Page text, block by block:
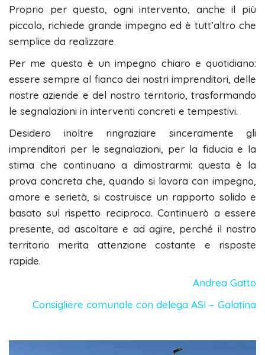
Proprio per questo, ogni intervento, anche il più
piccolo, richiede grande impegno ed è tutt’altro che
semplice da realizzare.
Per me questo è un impegno chiaro e quotidiano:
essere sempre al fianco dei nostri imprenditori, delle
nostre aziende e del nostro territorio, trasformando
le segnalazioni in interventi concreti e tempestivi.
Desidero inoltre ringraziare sinceramente gli
imprenditori per le segnalazioni, per la fiducia e la
stima che continuano a dimostrarmi: questa è la
prova concreta che, quando si lavora con impegno,
amore e serietà, si costruisce un rapporto solido e
basato sul rispetto reciproco. Continuerò a essere
presente, ad ascoltare e ad agire, perché il nostro
territorio merita attenzione costante e risposte
rapide.
Andrea Gatto
Consigliere comunale con delega ASI – Galatina